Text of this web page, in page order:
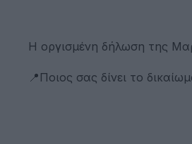
Η οργισμένη δήλωση της
📍Ποιος σας δίνει το